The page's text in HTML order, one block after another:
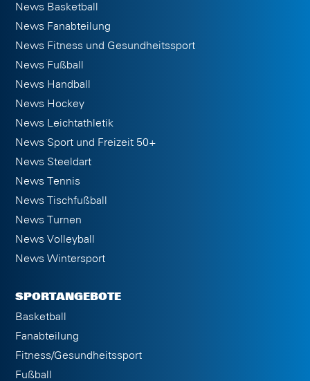
News Basketball
News Fanabteilung
News Fitness und Gesundheitssport
News Fußball
News Handball
News Hockey
News Leichtathletik
News Sport und Freizeit 50+
News Steeldart
News Tennis
News Tischfußball
News Turnen
News Volleyball
News Wintersport
SPORTANGEBOTE
Basketball
Fanabteilung
Fitness/Gesundheitssport
Fußball